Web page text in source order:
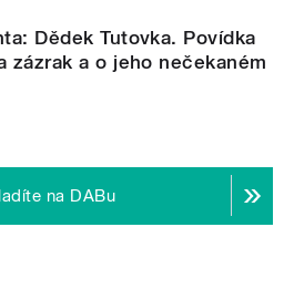
Dědek Tutovka. Povídka
zázrak a o jeho nečekaném
na DABu